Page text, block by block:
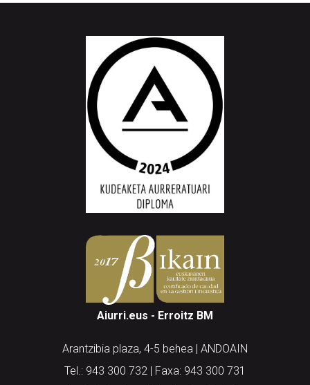
Aiurri.eus - Erroitz BM
Arantzibia plaza, 4-5 behea | ANDOAIN
Tel.: 943 300 732 | Faxa: 943 300 731